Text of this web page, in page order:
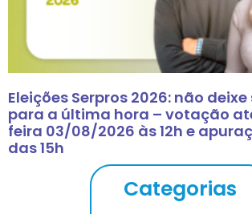
Eleições Serpros 2026: não
para a última hora – votação
feira 03/08/2026 às 12h e
das 15h
Categorias